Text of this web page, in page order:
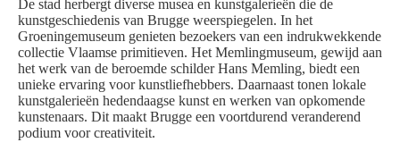
De stad herbergt diverse musea en kunstgalerieën die de
kunstgeschiedenis van Brugge weerspiegelen. In het
Groeningemuseum genieten bezoekers van een indrukwekkende
collectie Vlaamse primitieven. Het Memlingmuseum, gewijd aan
het werk van de beroemde schilder Hans Memling, biedt een
unieke ervaring voor kunstliefhebbers. Daarnaast tonen lokale
kunstgalerieën hedendaagse kunst en werken van opkomende
kunstenaars. Dit maakt Brugge een voortdurend veranderend
podium voor creativiteit.